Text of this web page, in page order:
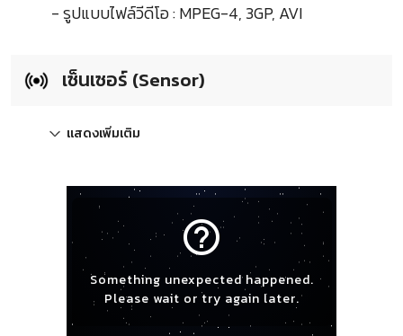
- รูปแบบไฟล์วีดีโอ : MPEG-4, 3GP, AVI
เซ็นเซอร์ (Sensor)
แสดงเพิ่มเติม
help_outline
Something unexpected happened.
Please wait or try again later.